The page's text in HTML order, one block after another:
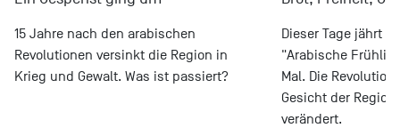
15 Jahre nach den arabischen
Revolutionen versinkt die Region in
Krieg und Gewalt. Was ist passiert?
Dieser Tage jährt
"Arabische
Mal. Die
Gesicht der Region
verändert.